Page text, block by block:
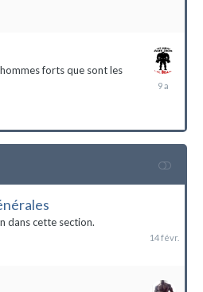
forts que sont les
dans cette section.